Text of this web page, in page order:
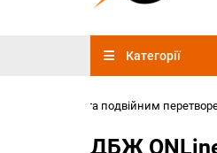
Категорії
синусоїдою та подвійним
ДБЖ